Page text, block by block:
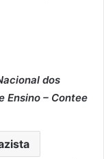
dos
Ensino – Contee